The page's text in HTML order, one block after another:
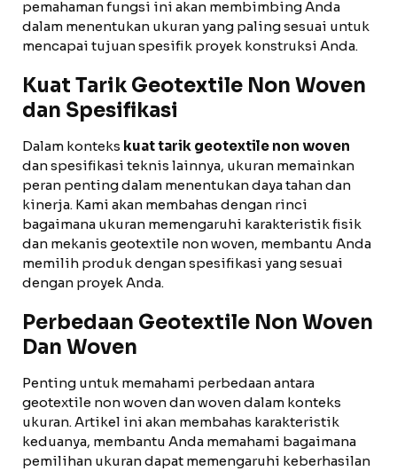
pemahaman fungsi ini akan membimbing Anda
dalam menentukan ukuran yang paling sesuai untuk
mencapai tujuan spesifik proyek konstruksi Anda.
Kuat Tarik Geotextile Non Woven
dan Spesifikasi
Dalam konteks kuat tarik geotextile non woven
dan spesifikasi teknis lainnya, ukuran memainkan
peran penting dalam menentukan daya tahan dan
kinerja. Kami akan membahas dengan rinci
bagaimana ukuran memengaruhi karakteristik fisik
dan mekanis geotextile non woven, membantu Anda
memilih produk dengan spesifikasi yang sesuai
dengan proyek Anda.
Perbedaan Geotextile Non Woven
Dan Woven
Penting untuk memahami perbedaan antara
geotextile non woven dan woven dalam konteks
ukuran. Artikel ini akan membahas karakteristik
keduanya, membantu Anda memahami bagaimana
pemilihan ukuran dapat memengaruhi keberhasilan